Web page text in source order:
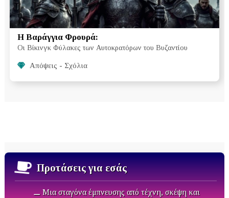
Η Βαράγγια Φρουρά:
Οι Βίκινγκ Φύλακες των Αυτοκρατόρων του Βυζαντίου
Απόψεις - Σχόλια
Προτάσεις για εσάς
⚊ Μια σταγόνα έμπνευσης από τέχνη, σκέψη και